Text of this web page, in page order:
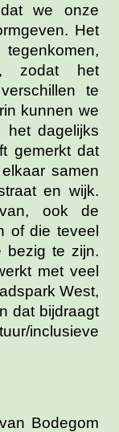
we onze
Het
zodat het
te
kunnen we
het dagelijks
gemerkt dat
samen
en wijk.
ook de
of die teveel
bezig te zijn.
met veel
West,
dat bijdraagt
inclusieve
Bodegom